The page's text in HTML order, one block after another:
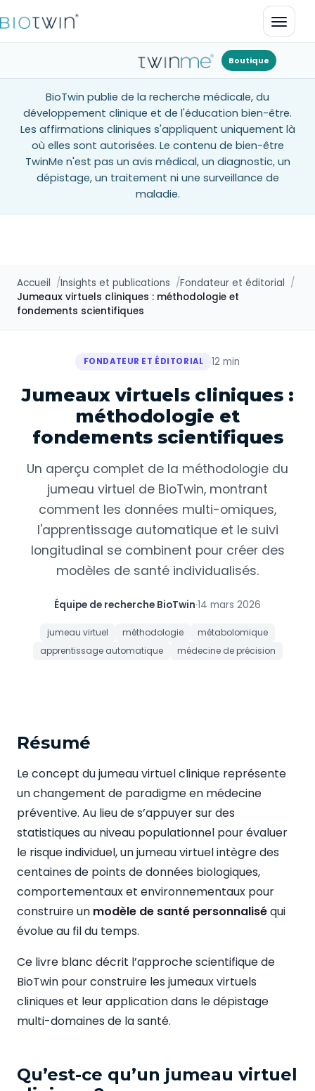
Boutique
BioTwin publie de la recherche médicale, du
développement clinique et de l'éducation bien-être.
Les affirmations cliniques s'appliquent uniquement là
où elles sont autorisées. Le contenu de bien-être
TwinMe n'est pas un avis médical, un diagnostic, un
dépistage, un traitement ni une surveillance de
maladie.
Accueil Insights et publications
Fondateur et éditorial
Jumeaux virtuels cliniques : méthodologie et
fondements scientifiques
FONDATEUR ET ÉDITORIAL 12 min
Jumeaux virtuels cliniques :
méthodologie et
fondements scientifiques
Un aperçu complet de la méthodologie du
jumeau virtuel de BioTwin, montrant
comment les données multi-omiques,
l'apprentissage automatique et le suivi
longitudinal se combinent pour créer des
modèles de santé individualisés.
Équipe de recherche BioTwin·14 mars 2026
jumeau virtuel méthodologie
métabolomique
apprentissage automatique
médecine de précision
Résumé
Le concept du jumeau virtuel clinique représente
un changement de paradigme en médecine
préventive. Au lieu de s’appuyer sur des
statistiques au niveau populationnel pour évaluer
le risque individuel, un jumeau virtuel intègre des
centaines de points de données biologiques,
comportementaux et environnementaux pour
construire un modèle de santé personnaliséqui
évolue au fil du temps.
Ce livre blanc décrit l’approche scientifique de
BioTwin pour construire les jumeaux virtuels
cliniques et leur application dans le dépistage
multi-domaines de la santé.
Qu’est-ce qu’un jumeau virtuel